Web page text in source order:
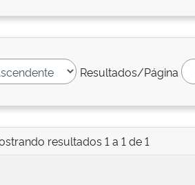
Resultados/Página
resultados 1 a 1 de 1